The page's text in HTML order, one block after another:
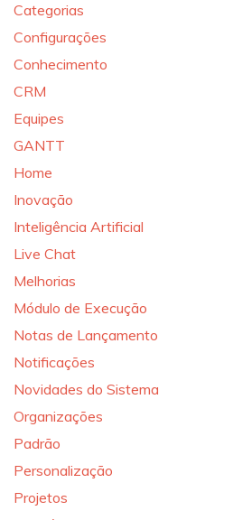
Categorias
Configurações
Conhecimento
CRM
Equipes
GANTT
Home
Inovação
Inteligência Artificial
Live Chat
Melhorias
Módulo de Execução
Notas de Lançamento
Notificações
Novidades do Sistema
Organizações
Padrão
Personalização
Projetos